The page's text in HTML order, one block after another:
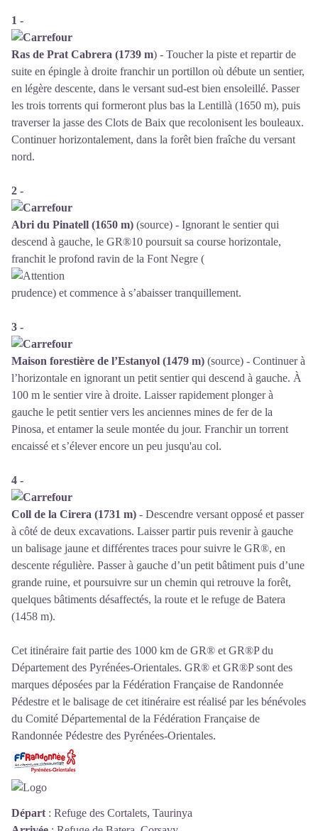
1 -
Ras de Prat Cabrera (1739 m) - Toucher la piste et repartir de
suite en épingle à droite franchir un portillon où débute un sentier,
en légère descente, dans le versant sud-est bien ensoleillé. Passer
les trois torrents qui formeront plus bas la Lentillà (1650 m), puis
traverser la jasse des Clots de Baix que recolonisent les bouleaux.
Continuer horizontalement, dans la forêt bien fraîche du versant
nord.
2 -
Abri du Pinatell (1650 m) (source) - Ignorant le sentier qui
descend à gauche, le GR®10 poursuit sa course horizontale,
franchit le profond ravin de la Font Negre (
prudence) et commence à s’abaisser tranquillement.
3 -
Maison forestière de l’Estanyol (1479 m) (source) - Continuer à
l’horizontale en ignorant un petit sentier qui descend à gauche. À
100 m le sentier vire à droite. Laisser rapidement plonger à
gauche le petit sentier vers les anciennes mines de fer de la
Pinosa, et entamer la seule montée du jour. Franchir un torrent
encaissé et s’élever encore un peu jusqu'au col.
4 -
Coll de la Cirera (1731 m) - Descendre versant opposé et passer
à côté de deux excavations. Laisser partir puis revenir à gauche
un balisage jaune et différentes traces pour suivre le GR®, en
descente régulière. Passer à gauche d’un petit bâtiment puis d’une
grande ruine, et poursuivre sur un chemin qui retrouve la forêt,
quelques bâtiments désaffectés, la route et le refuge de Batera
(1458 m).
Cet itinéraire fait partie des 1000 km de GR® et GR®P du
Département des Pyrénées-Orientales. GR® et GR®P sont des
marques déposées par la Fédération Française de Randonnée
Pédestre et le balisage de cet itinéraire est réalisé par les bénévoles
du Comité Départemental de la Fédération Française de
Randonnée Pédestre des Pyrénées-Orientales.
Départ : Refuge des Cortalets, Taurinya